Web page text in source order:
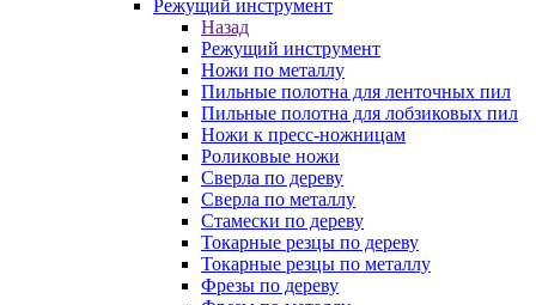
Режущий инструмент
Назад
Режущий инструмент
Ножи по металлу
Пильные полотна для ленточных пил
Пильные полотна для лобзиковых пил
Ножи к пресс-ножницам
Роликовые ножи
Сверла по дереву
Сверла по металлу
Стамески по дереву
Токарные резцы по дереву
Токарные резцы по металлу
Фрезы по дереву